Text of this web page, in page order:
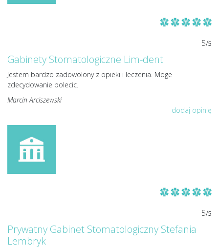
5/5
Gabinety Stomatologiczne Lim-dent
Jestem bardzo zadowolony z opieki i leczenia. Moge
zdecydowanie polecic.
Marcin Arciszewski
dodaj opinię
5/5
Prywatny Gabinet Stomatologiczny Stefania
Lembryk